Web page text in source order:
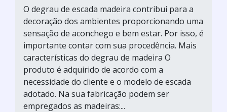
O degrau de escada madeira contribui para a
decoração dos ambientes proporcionando uma
sensação de aconchego e bem estar. Por isso, é
importante contar com sua procedência. Mais
características do degrau de madeira O
produto é adquirido de acordo com a
necessidade do cliente e o modelo de escada
adotado. Na sua fabricação podem ser
empregados as madeiras:...